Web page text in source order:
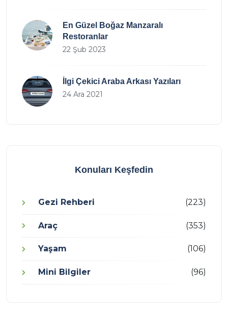
En Güzel Boğaz Manzaralı
Restoranlar
22 Şub 2023
İlgi Çekici Araba Arkası Yazıları
24 Ara 2021
Konuları Keşfedin
Gezi Rehberi (223)
Araç (353)
Yaşam (106)
Mini Bilgiler (96)